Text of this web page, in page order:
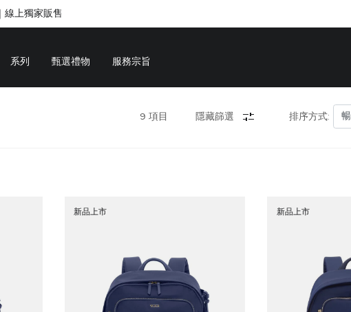
SHOP GIFTS
SHOP GIFTS
線上獨家販售
系列 甄選禮物 服務宗旨
9 項目 隱藏篩選 排序方式:
新品上市 新品上市